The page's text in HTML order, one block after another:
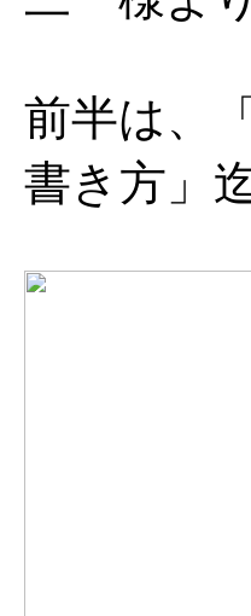
前半は、
書き方」